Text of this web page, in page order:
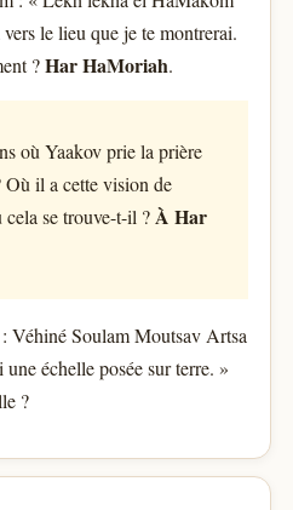
le lieu que je te montrerai.
?Har HaMoriah.
où Yaakov prie la prière
il a cette vision de
se trouve-t-il ?À Har
Véhiné Soulam Moutsav Artsa
échelle posée sur terre. »
?